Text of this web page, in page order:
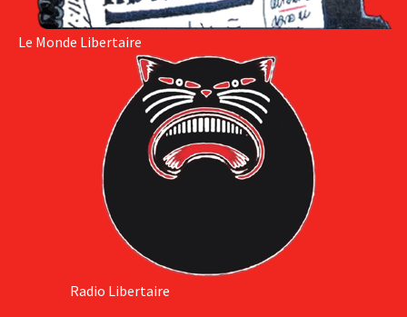
Le Monde Libertaire
Radio Libertaire